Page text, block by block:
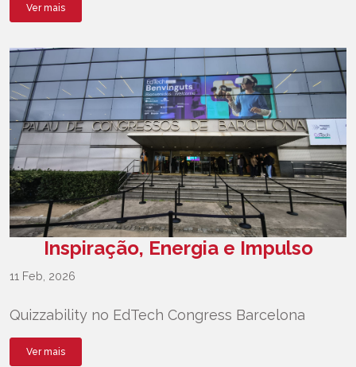
Ver mais
Inspiração, Energia e Impulso
11 Feb, 2026
Quizzability no EdTech Congress Barcelona
Ver mais